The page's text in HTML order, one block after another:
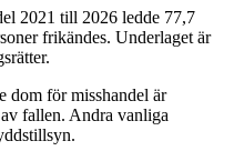
2021 till 2026 ledde 77,7
frikändes. Underlaget är
dom förmisshandel är
fallen. Andra vanliga
.